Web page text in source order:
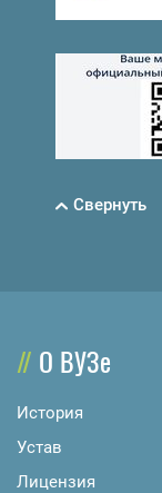
Свернуть
О ВУЗе
История
Устав
Лицензия